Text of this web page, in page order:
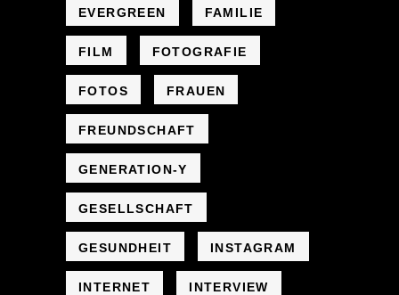
EVERGREEN FAMILIE
FILM FOTOGRAFIE
FOTOS FRAUEN
FREUNDSCHAFT
GENERATION-Y
GESELLSCHAFT
GESUNDHEIT INSTAGRAM
INTERNET INTERVIEW